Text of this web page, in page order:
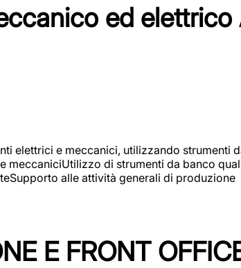
ed
elettrici e meccanici, utilizzando strumenti
di strumenti da banco
alle attività generali di produzione
E FRONT